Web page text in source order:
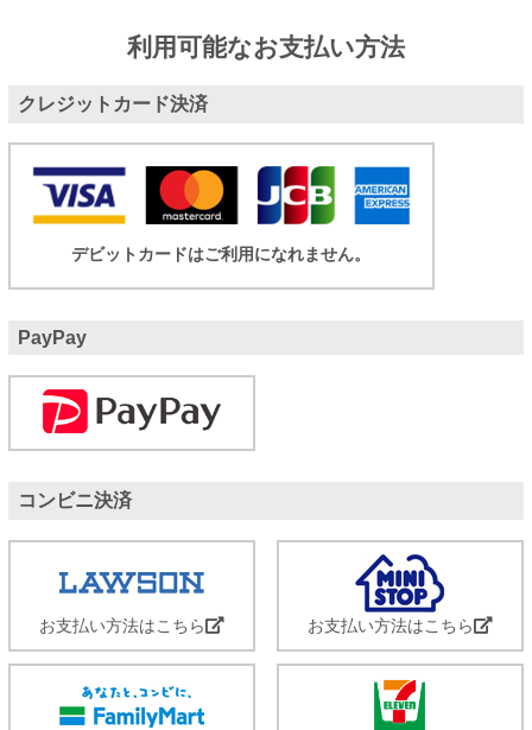
利用可能なお支払い方法
クレジットカード決済
デビットカードはご利用になれません。
PayPay
コンビニ決済
お支払い方法はこちら お支払い方法はこちら